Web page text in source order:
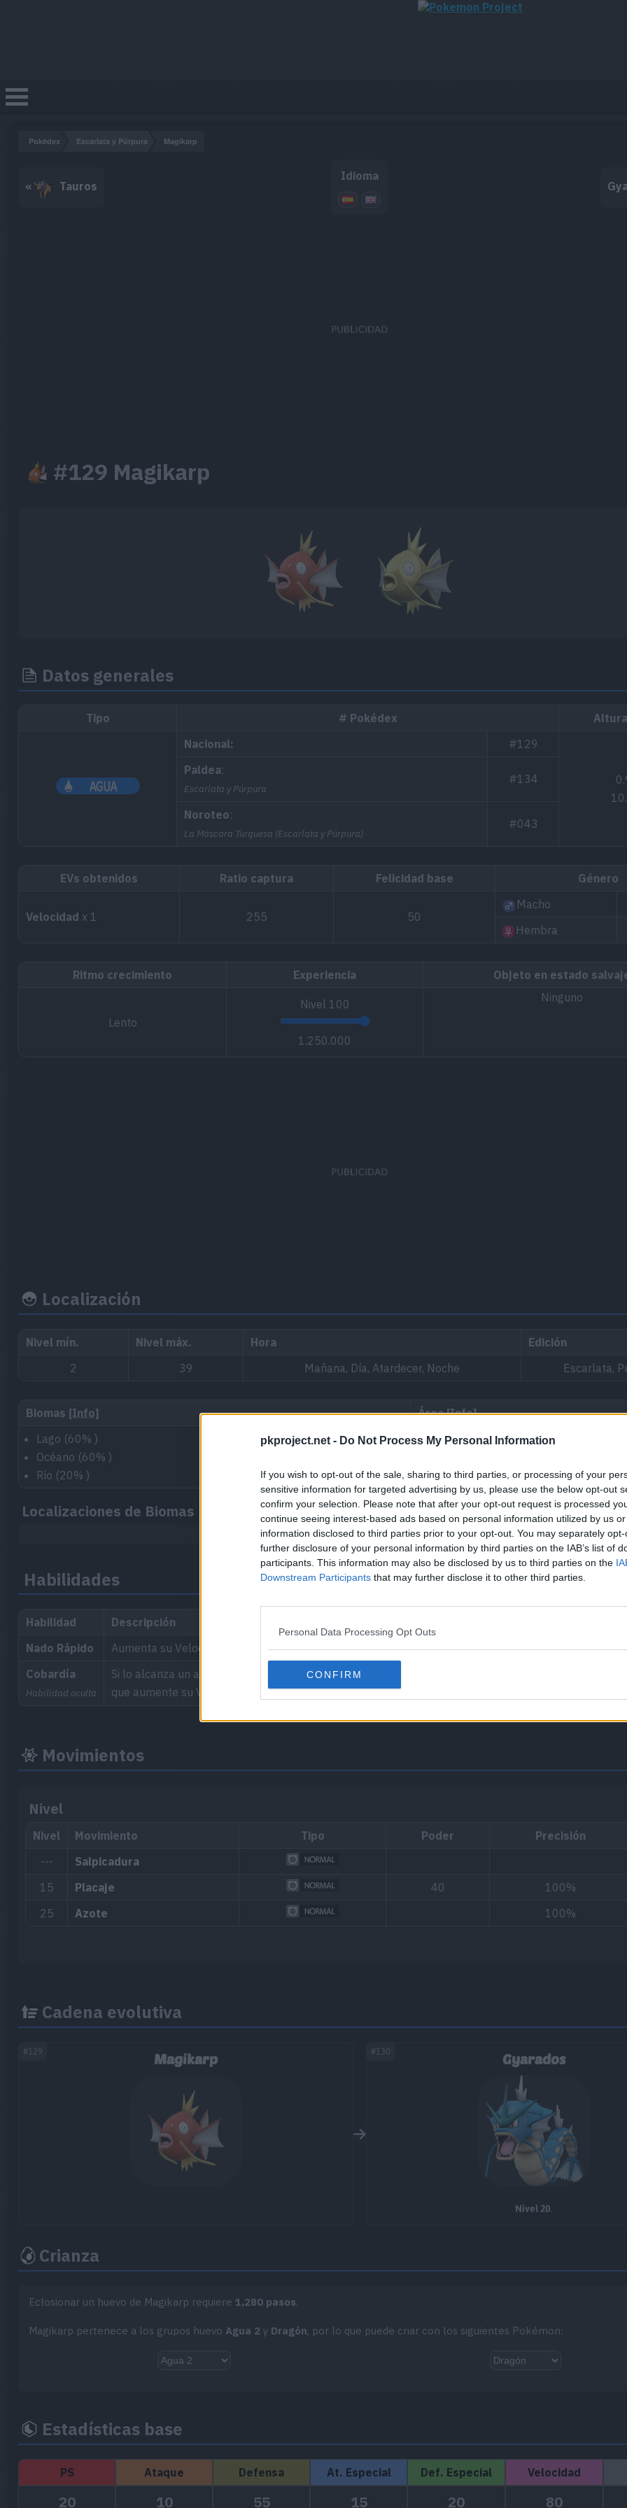
pkproject.net - Do Not Process My Personal Information
If you wish to opt-out of the sale, sharing to third parties, or processing of your
sensitive information for targeted advertising by us, please use the below opt-out
confirm your selection. Please note that after your opt-out request is processed
continue seeing interest-based ads based on personal information utilized by us
information disclosed to third parties prior to your opt-out. You may separately
further disclosure of your personal information by third parties on the IAB’s list of
participants. This information may also be disclosed by us to third parties on the
Downstream Participants that may further disclose it to other third parties.
Personal Data Processing Opt Outs
CONFIRM
Pokédex Escarlata y Púrpura Magikarp
« Tauros
Idioma
#129 Magikarp
Datos generales
Tipo # Pokédex
Nacional:
#129
Paldea:
Escarlata y Púrpura
#134
Noroteo:
La Máscara Turquesa (Escarlata y Púrpura)
#043
EVs obtenidos Ratio captura Felicidad base Género
Velocidad x 1 255 50
Macho
Hembra
Ritmo crecimiento Experiencia Objeto en estado
Lento
Nivel 100
1.250.000
Ninguno
Localización
Nivel mín. Nivel máx. Hora
Edición
2
39 Mañana, Día, Atardecer, Noche Escarlata,
Biomas [Info] Área[Info]
Lago (60% )
Océano (60% )
Río (20% )
Ratio: 60%
Ninguno
Localizaciones de Biomas
Habilidades
Habilidad
Descripción
Nado Rápido
Aumenta su Velocidad cuando llueve.
Cobardía
Habilidad oculta
Si lo alcanza un ataque de tipo Siniestro, Bicho o Fantasma, o si sufre los efectos de Intimidación, el
que aumente su Velocidad.
Movimientos
Nivel
Nivel Movimiento Tipo Poder
Precisión
---
Salpicadura
15
Placaje 40
100%
25
Azote 100%
Cadena evolutiva
#129 Magikarp #130 Gyarados
Nivel 20
Crianza
Eclosionar un huevo de Magikarp requiere 1,280 pasos.
Magikarp pertenece a los grupos huevo Agua 2 y Dragón, por lo que puede criar con los siguientes Pokémon:
Estadísticas base
PS Ataque Defensa At. Especial Def. Especial Velocidad
20 10 55 15 20 80